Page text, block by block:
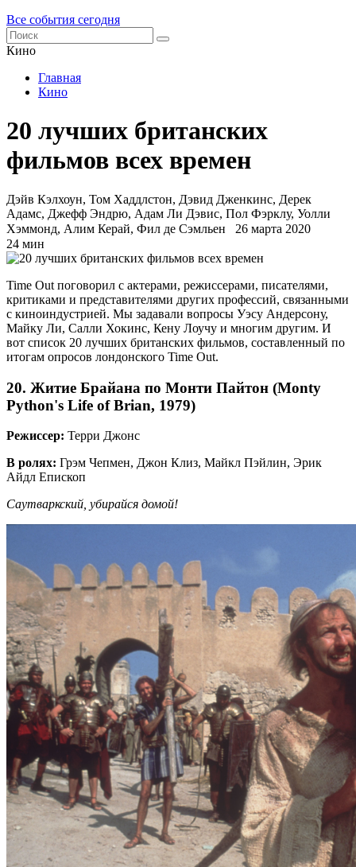
Все события сегодня
Кино
Главная
Кино
20 лучших британских
фильмов всех времен
Дэйв Кэлхоун, Том Хаддлстон, Дэвид Дженкинс, Дерек
Адамс, Джефф Эндрю, Адам Ли Дэвис, Пол Фэрклу, Уолли
Хэммонд, Алим Керай, Фил де Сэмльен
26 марта 2020
24 мин
Time Out поговорил с актерами, режиссерами, писателями,
критиками и представителями других профессий, связанными
с киноиндустрией. Мы задавали вопросы Уэсу Андерсону,
Майку Ли, Салли Хокинс, Кену Лоучу и многим другим. И
вот список 20 лучших британских фильмов, составленный по
итогам опросов лондонского Time Out.
20. Житие Брайана по Монти Пайтон (Monty
Python's Life of Brian, 1979)
Режиссер: Терри Джонс
В ролях: Грэм Чепмен, Джон Клиз, Майкл Пэйлин, Эрик
Айдл Епископ
Саутваркский, убирайся домой!